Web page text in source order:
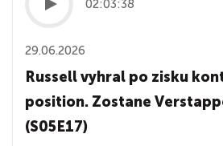
02:03:38
29.06.2026
Russell vyhral po zisku
position. Zostane
(S05E17)